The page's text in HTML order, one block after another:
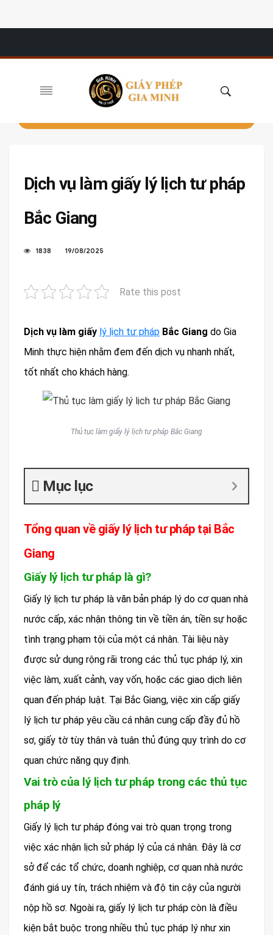
Dịch vụ làm giấy lý lịch tư pháp
Bắc Giang
1838 19/08/2025
Rate this post
Dịch vụ làm giấy lý lịch tư pháp Bắc Giang do Gia
Minh thực hiện nhằm đem đến dịch vụ nhanh nhất,
tốt nhất cho khách hàng.
Thủ tục làm giấy lý lịch tư pháp Bắc Giang
Mục lục
Tổng quan về giấy lý lịch tư pháp tại Bắc
Giang
Giấy lý lịch tư pháp là gì?
Giấy lý lịch tư pháp là văn bản pháp lý do cơ quan nhà
nước cấp, xác nhận thông tin về tiền án, tiền sự hoặc
tình trạng phạm tội của một cá nhân. Tài liệu này
được sử dụng rộng rãi trong các thủ tục pháp lý, xin
việc làm, xuất cảnh, vay vốn, hoặc các giao dịch liên
quan đến pháp luật. Tại Bắc Giang, việc xin cấp giấy
lý lịch tư pháp yêu cầu cá nhân cung cấp đầy đủ hồ
sơ, giấy tờ tùy thân và tuân thủ đúng quy trình do cơ
quan chức năng quy định.
Vai trò của lý lịch tư pháp trong các thủ tục
pháp lý
Giấy lý lịch tư pháp đóng vai trò quan trọng trong
việc xác nhận lịch sử pháp lý của cá nhân. Đây là cơ
sở để các tổ chức, doanh nghiệp, cơ quan nhà nước
đánh giá uy tín, trách nhiệm và độ tin cậy của người
nộp hồ sơ. Ngoài ra, giấy lý lịch tư pháp còn là điều
kiện bắt buộc trong nhiều thủ tục pháp lý như xin